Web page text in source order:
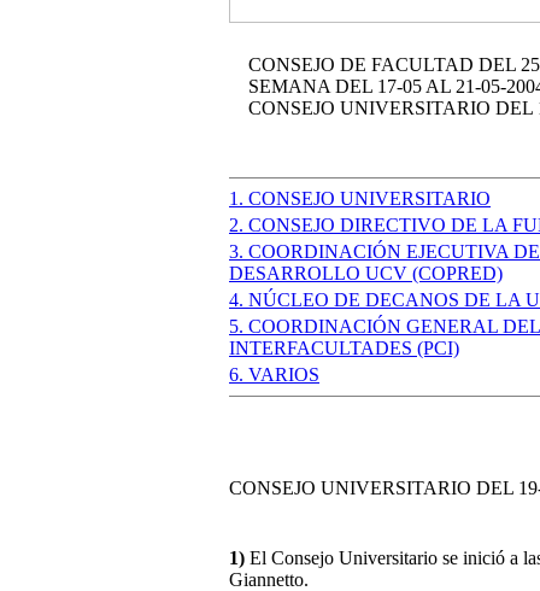
CONSEJO DE FACULTAD DEL
SEMANA DEL 17-05 AL 21-05-
CONSEJO UNIVERSITARIO DEL
1. CONSEJO UNIVERSITARIO
2. CONSEJO DIRECTIVO DE LA
3. COORDINACIÓN EJECUTIVA
DESARROLLO UCV (COPRED)
4. NÚCLEO DE DECANOS DE LA
5. COORDINACIÓN GENERAL
INTERFACULTADES (PCI)
6. VARIOS
CONSEJO UNIVERSITARIO DEL
1) El Consejo Universitario se inició a
Giannetto.